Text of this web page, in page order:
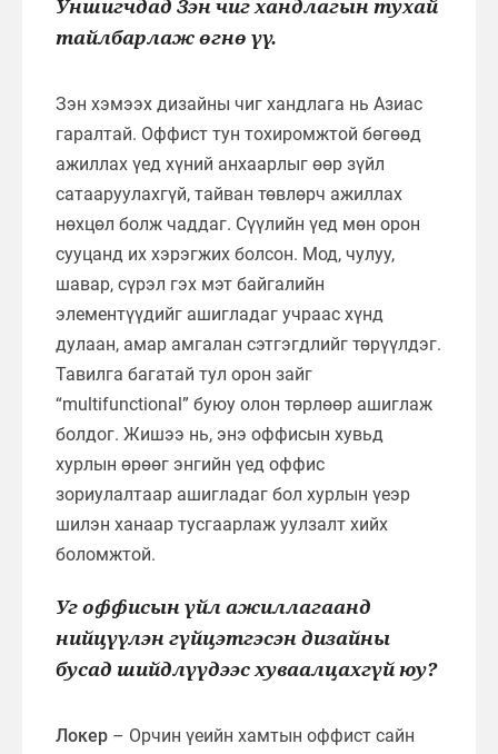
Уншигчдад Зэн чиг хандлагын тухай
тайлбарлаж өгнө үү.
Зэн хэмээх дизайны чиг хандлага нь Азиас
гаралтай. Оффист тун тохиромжтой бөгөөд
ажиллах үед хүний анхаарлыг өөр зүйл
сатааруулахгүй, тайван төвлөрч ажиллах
нөхцөл болж чаддаг. Сүүлийн үед мөн орон
сууцанд их хэрэгжих болсон. Мод, чулуу,
шавар, сүрэл гэх мэт байгалийн
элементүүдийг ашигладаг учраас хүнд
дулаан, амар амгалан сэтгэгдлийг төрүүлдэг.
Тавилга багатай тул орон зайг
“multifunctional” буюу олон төрлөөр ашиглаж
болдог. Жишээ нь, энэ оффисын хувьд
хурлын өрөөг энгийн үед оффис
зориулалтаар ашигладаг бол хурлын үеэр
шилэн ханаар тусгаарлаж уулзалт хийх
боломжтой.
Уг оффисын үйл ажиллагаанд
нийцүүлэн гүйцэтгэсэн дизайны
бусад шийдлүүдээс хуваалцахгүй юу?
Локер – Орчин үеийн хамтын оффист сайн